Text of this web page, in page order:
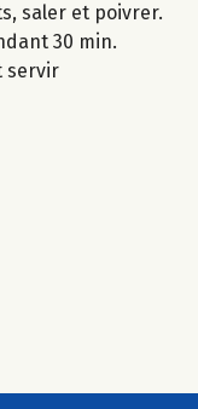
saler et poivrer.
30 min.
servir